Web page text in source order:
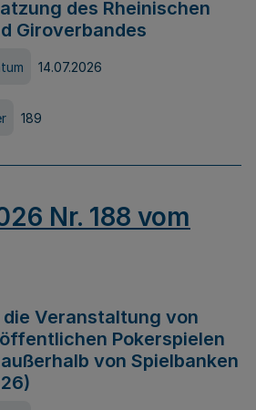
des Rheinischen
Giroverbandes
14.07.2026
189
Nr. 188 vom
Veranstaltung von
Pokerspielen
von Spielbanken